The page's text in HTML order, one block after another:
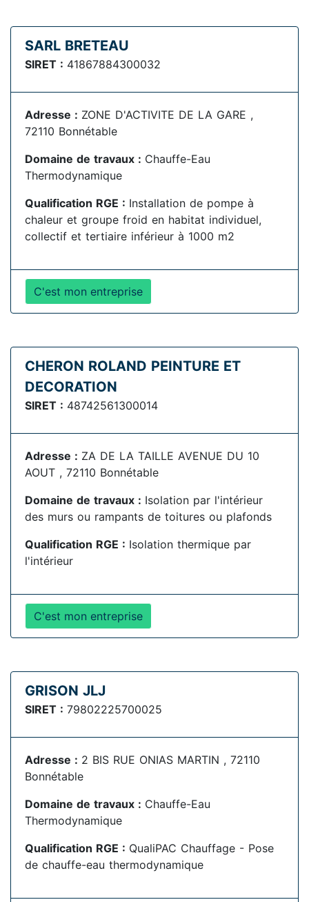
SARL BRETEAU
SIRET : 41867884300032
Adresse : ZONE D'ACTIVITE DE LA GARE ,
72110 Bonnétable
Domaine de travaux : Chauffe-Eau
Thermodynamique
Qualification RGE : Installation de pompe à
chaleur et groupe froid en habitat individuel,
collectif et tertiaire inférieur à 1000 m2
C'est mon entreprise
CHERON ROLAND PEINTURE ET
DECORATION
SIRET : 48742561300014
Adresse : ZA DE LA TAILLE AVENUE DU 10
AOUT , 72110 Bonnétable
Domaine de travaux : Isolation par l'intérieur
des murs ou rampants de toitures ou plafonds
Qualification RGE : Isolation thermique par
l'intérieur
C'est mon entreprise
GRISON JLJ
SIRET : 79802225700025
Adresse : 2 BIS RUE ONIAS MARTIN , 72110
Bonnétable
Domaine de travaux : Chauffe-Eau
Thermodynamique
Qualification RGE : QualiPAC Chauffage - Pose
de chauffe-eau thermodynamique